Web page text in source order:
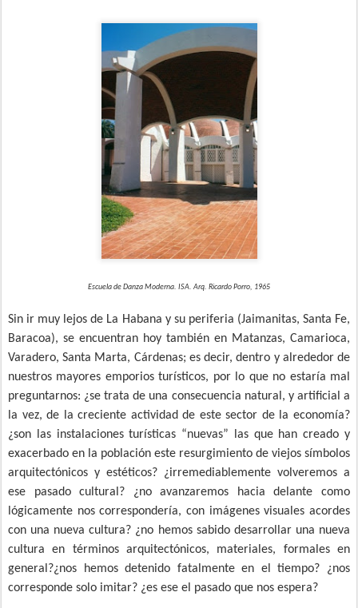
Escuela de Danza Moderna. ISA. Arq. Ricardo Porro, 1965
Sin ir muy lejos de La Habana y su periferia (Jaimanitas, Santa Fe,
Baracoa), se encuentran hoy también en Matanzas, Camarioca,
Varadero, Santa Marta, Cárdenas; es decir, dentro y alrededor de
nuestros mayores emporios turísticos, por lo que no estaría mal
preguntarnos: ¿se trata de una consecuencia natural, y artificial a
la vez, de la creciente actividad de este sector de la economía?
¿son las instalaciones turísticas “nuevas” las que han creado y
exacerbado en la población este resurgimiento de viejos símbolos
arquitectónicos y estéticos? ¿irremediablemente volveremos a
ese pasado cultural? ¿no avanzaremos hacia delante como
lógicamente nos correspondería, con imágenes visuales acordes
con una nueva cultura? ¿no hemos sabido desarrollar una nueva
cultura en términos arquitectónicos, materiales, formales en
general?¿nos hemos detenido fatalmente en el tiempo? ¿nos
corresponde solo imitar? ¿es ese el pasado que nos espera?